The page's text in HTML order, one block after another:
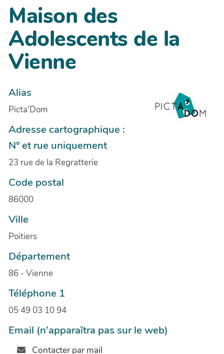
Maison des
Adolescents de la
Vienne
Alias
Picta'Dom
Adresse cartographique :
N° et rue uniquement
23 rue de la Regratterie
Code postal
86000
Ville
Poitiers
Département
86 - Vienne
Téléphone 1
05 49 03 10 94
Email (n’apparaîtra pas sur le web)
Contacter par mail